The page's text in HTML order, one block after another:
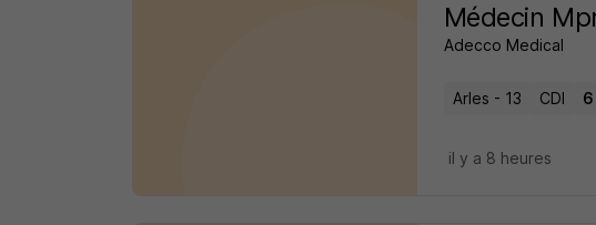
Médecin
Adecco Medical
Arles - 13 CDI
il y a 8 heures